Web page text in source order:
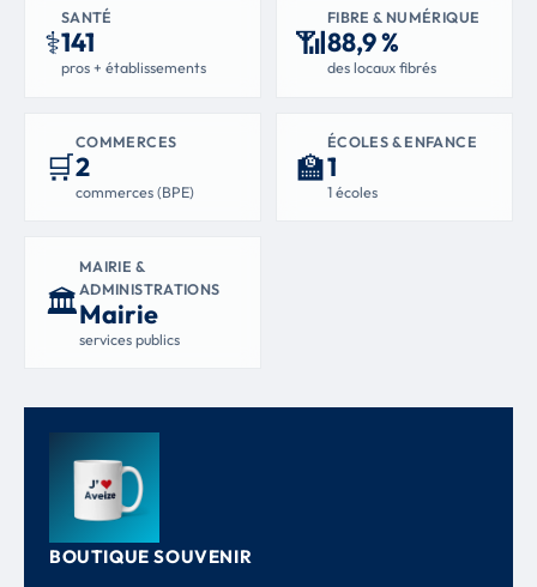
⚕
SANTÉ
141
pros + établissements
📶
FIBRE & NUMÉRIQUE
88,9 %
des locaux fibrés
🛒
COMMERCES
2
commerces (BPE)
🏫
ÉCOLES & ENFANCE
1
1 écoles
🏛
MAIRIE &
ADMINISTRATIONS
Mairie
services publics
BOUTIQUE SOUVENIR